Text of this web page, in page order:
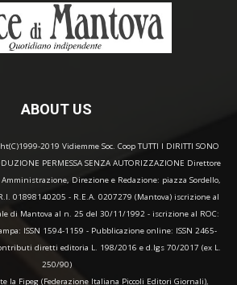
ABOUT US
2019 Vidiemme Soc. Coop TUTTI I DIRITTI SONO
PERMESSA SENZA AUTORIZZAZIONE Direttore
Direzione e Redazione: piazza Sordello,
01898140205 - R.E.A. 0207279 (Mantova) iscrizione al
di Mantova al n. 25 del 30/11/1992 - iscrizione al ROC:
ISSN 1594-1159 - Pubblicazione online: ISSN 2465-
diretti editoria L. 198/2016 e d.lgs 70/2017 (ex L.
250/90)
la Fipeg (Federazione Italiana Piccoli Editori Giornali),